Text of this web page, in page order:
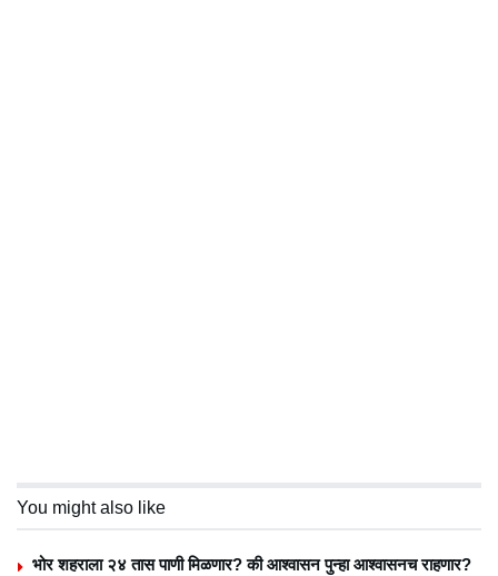
You might also like
भोर शहराला २४ तास पाणी मिळणार? की आश्वासन पुन्हा आश्वासनच राहणार?